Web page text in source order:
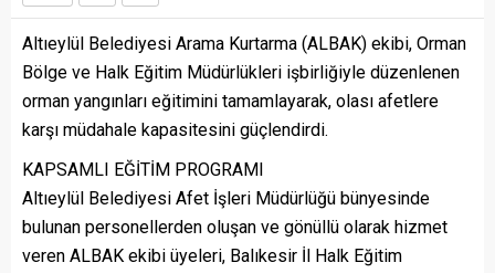
Altıeylül Belediyesi Arama Kurtarma (ALBAK) ekibi, Orman
Bölge ve Halk Eğitim Müdürlükleri işbirliğiyle düzenlenen
orman yangınları eğitimini tamamlayarak, olası afetlere
karşı müdahale kapasitesini güçlendirdi.
KAPSAMLI EĞİTİM PROGRAMI
Altıeylül Belediyesi Afet İşleri Müdürlüğü bünyesinde
bulunan personellerden oluşan ve gönüllü olarak hizmet
veren ALBAK ekibi üyeleri, Balıkesir İl Halk Eğitim